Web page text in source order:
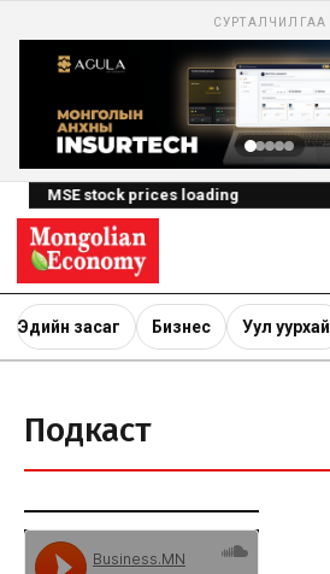
СУРТАЛЧИЛГАА
MSE stock prices loading
Эдийн засаг Бизнес Уул уурхай
Подкаст